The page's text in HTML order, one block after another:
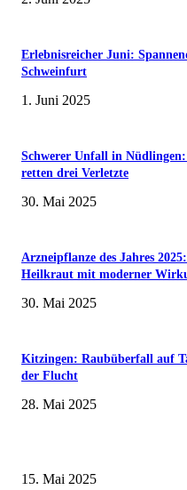
Erlebnisreicher Juni:
Schweinfurt
1. Juni 2025
Schwerer Unfall in
retten drei Verletzte
30. Mai 2025
Arzneipflanze des Jahres
Heilkraut mit moderner
30. Mai 2025
Kitzingen: Raubüberfall auf
der Flucht
28. Mai 2025
15. Mai 2025